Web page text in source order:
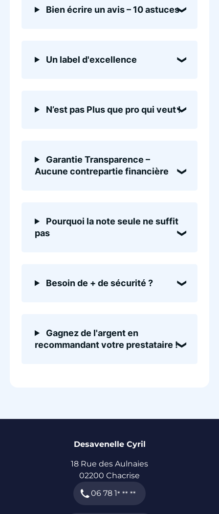
Bien écrire un avis – 10 astuces
Un label d'excellence
N’est pas Plus que pro qui veut !
Garantie Transparence –
Aucune contrepartie financière
Pourquoi la note seule ne suffit
pas
Besoin de + de sécurité ?
Gagnez de l'argent en
recommandant votre prestataire !
Desavenelle Cyril
18 Rue des Aulnaies
02200 Chacrise
06 78 1* ** **